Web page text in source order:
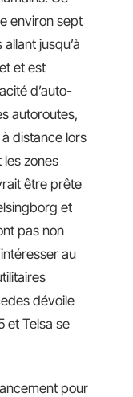
environ sept
jusqu’à
et est
d’auto-
autoroutes,
distance lors
les zones
être prête
et
pas non
au
dévoile
et Telsa se
pour